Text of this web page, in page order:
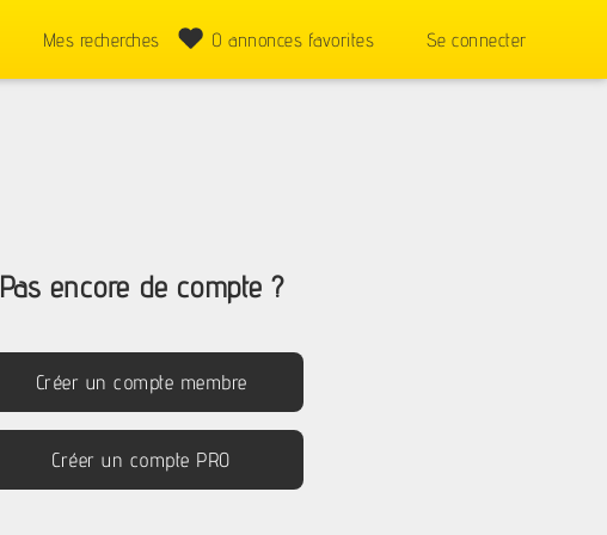
Mes recherches 0 annonces favorites Se connecter
Pas encore de compte ?
Créer un compte membre
Créer un compte PRO